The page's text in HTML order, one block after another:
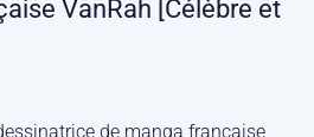
VanRah [Célèbre et
de manga française